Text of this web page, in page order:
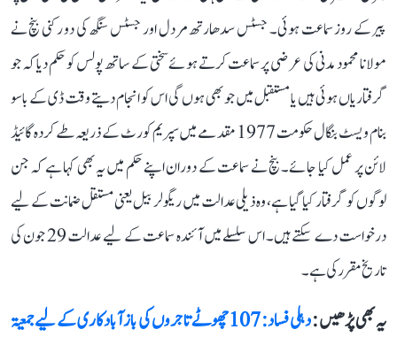
پیر کے روز سماعت ہوئی۔ جسٹس سدھارتھ مردل اور جسٹس سنگھ کی دو رکنی بنچ نے
مولانا محمود مدنی کی عرضی پر سماعت کرتے ہوئے سختی کے ساتھ پولس کو حکم دیا کہ جو
گرفتاریاں ہوئی ہیں یا مستقبل میں جو بھی ہوں گی اس کو انجام دیتے وقت ڈی کے باسو
بنام ویسٹ بنگال حکومت 1977 مقدمے میں سپریم کورٹ کے ذریعہ طے کردہ گائیڈ
لائن پر عمل کیا جائے۔ بنچ نے سماعت کے دوران اپنے حکم میں یہ بھی کہا ہے کہ جن
لوگوں کو گرفتار کیا گیا ہے، وہ ذیلی عدالت میں ریگولر بیل یعنی مستقل ضمانت کے لیے
درخواست دے سکتے ہیں۔ اس سلسلے میں آئندہ سماعت کے لیے عدالت 29 جون کی
تاریخ مقرر کی ہے۔
یہ بھی پڑھیں :
دہلی فساد: 107 چھوٹے تاجروں کی بازآبادکاری کے لیے جمعیۃ